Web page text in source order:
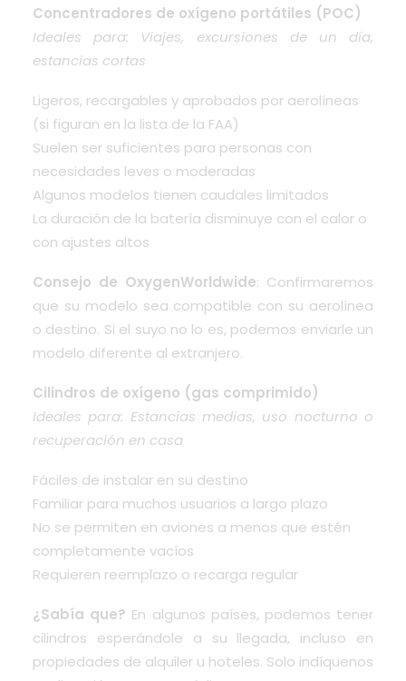
Concentradores de oxígeno portátiles (POC)
Ideales para: Viajes, excursiones de un día,
estancias cortas
Ligeros, recargables y aprobados por aerolíneas
(si figuran en la lista de la FAA)
Suelen ser suficientes para personas con
necesidades leves o moderadas
Algunos modelos tienen caudales limitados
La duración de la batería disminuye con el calor o
con ajustes altos
Consejo de OxygenWorldwide: Confirmaremos
que su modelo sea compatible con su aerolínea
o destino. Si el suyo no lo es, podemos enviarle un
modelo diferente al extranjero.
Cilindros de oxígeno (gas comprimido)
Ideales para: Estancias medias, uso nocturno o
recuperación en casa
Fáciles de instalar en su destino
Familiar para muchos usuarios a largo plazo
No se permiten en aviones a menos que estén
completamente vacíos
Requieren reemplazo o recarga regular
¿Sabía que? En algunos países, podemos tener
cilindros esperándole a su llegada, incluso en
propiedades de alquiler u hoteles. Solo indíquenos